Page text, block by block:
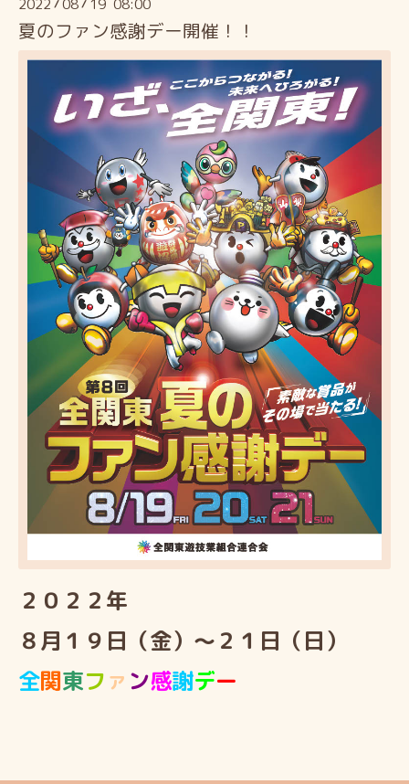
夏のファン感謝デー開催！！
２０２２年
８月１９日（金）～２１日（日）
全関東ファ ン感謝デー